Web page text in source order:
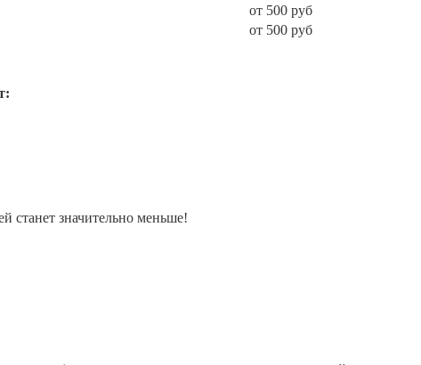
от 500 руб
от 500 руб
станет значительно меньше!